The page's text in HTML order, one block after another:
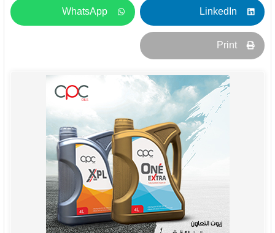
LinkedIn
WhatsApp
Print